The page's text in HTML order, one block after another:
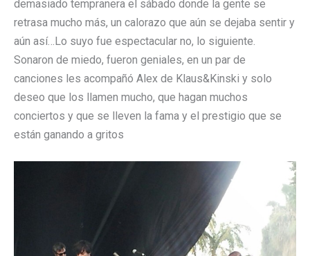
demasiado tempranera el sábado donde la gente se
retrasa mucho más, un calorazo que aún se dejaba sentir y
aún así…Lo suyo fue espectacular no, lo siguiente.
Sonaron de miedo, fueron geniales, en un par de
canciones les acompañó Alex de Klaus&Kinski y solo
deseo que los llamen mucho, que hagan muchos
conciertos y que se lleven la fama y el prestigio que se
están ganando a gritos